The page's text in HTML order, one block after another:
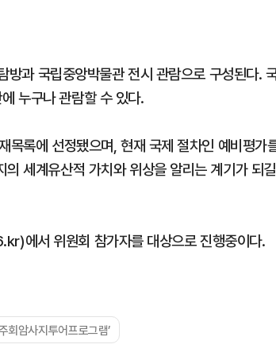
과 국립중앙박물관 전시 관람으로 구성된다.
누구나 관람할 수 있다.
록에 선정됐으며, 현재 국제 절차인 예비평가
세계유산적 가치와 위상을 알리는 계기가 되길
에서 위원회 참가자를 대상으로 진행중이다.
회암사지투어프로그램’